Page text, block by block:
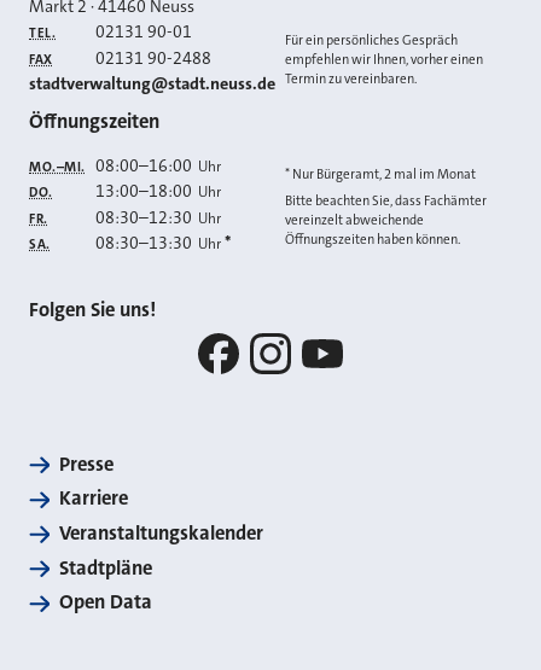
Markt 2 ·41460 Neuss
TEL. 02131 90-01
FAX 02131 90-2488
E-MAIL
stadtverwaltung@stadt.neuss.de
Für ein persönliches Gespräch
empfehlen wir Ihnen, vorher einen
Termin zu vereinbaren.
Öffnungszeiten
MO.–MI. 08:00–16:00 Uhr
DO. 13:00–18:00 Uhr
FR. 08:30–12:30 Uhr
SA. 08:30–13:30 Uhr *
* Nur Bürgeramt, 2 mal im Monat
Bitte beachten Sie, dass Fachämter
vereinzelt abweichende
Öffnungszeiten haben können.
Folgen Sie uns!
Presse
Karriere
Veranstaltungskalender
Stadtpläne
Open Data